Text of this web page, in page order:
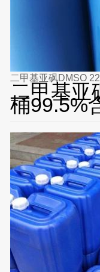
二甲基亚砜DMSO
二甲基亚
桶99.5%